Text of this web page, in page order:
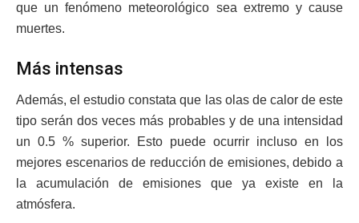
que un fenómeno meteorológico sea extremo y cause
muertes.
Más intensas
Además, el estudio constata que las olas de calor de este
tipo serán dos veces más probables y de una intensidad
un 0.5 % superior. Esto puede ocurrir incluso en los
mejores escenarios de reducción de emisiones, debido a
la acumulación de emisiones que ya existe en la
atmósfera.